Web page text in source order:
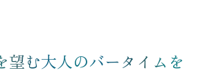
望む大人のバータイムを